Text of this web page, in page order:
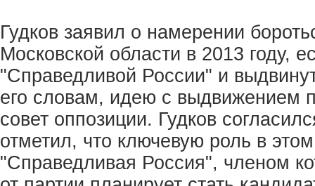
Гудков заявил о намерении
Московской области в 2013 году,
"Справедливой России" и
его словам, идею с выдвижением
совет оппозиции. Гудков
отметил, что ключевую роль в
"Справедливая Россия", членом